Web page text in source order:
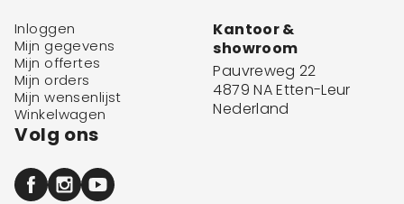
Inloggen
Mijn gegevens
Mijn offertes
Mijn orders
Mijn wensenlijst
Winkelwagen
Kantoor &
showroom
Pauvreweg 22
4879 NA Etten-Leur
Nederland
Volg ons